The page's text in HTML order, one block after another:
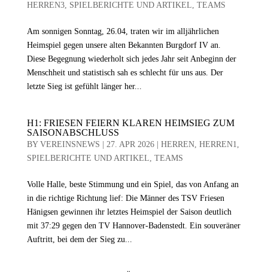
HERREN3, SPIELBERICHTE UND ARTIKEL, TEAMS
Am sonnigen Sonntag, 26.04, traten wir im alljährlichen
Heimspiel gegen unsere alten Bekannten Burgdorf IV an.
Diese Begegnung wiederholt sich jedes Jahr seit Anbeginn der
Menschheit und statistisch sah es schlecht für uns aus. Der
letzte Sieg ist gefühlt länger her...
H1: FRIESEN FEIERN KLAREN HEIMSIEG ZUM
SAISONABSCHLUSS
BY VEREINSNEWS 27. APR 2026| HERREN, HERREN1,
SPIELBERICHTE UND ARTIKEL, TEAMS
Volle Halle, beste Stimmung und ein Spiel, das von Anfang an
in die richtige Richtung lief: Die Männer des TSV Friesen
Hänigsen gewinnen ihr letztes Heimspiel der Saison deutlich
mit 37:29 gegen den TV Hannover-Badenstedt. Ein souveräner
Auftritt, bei dem der Sieg zu...